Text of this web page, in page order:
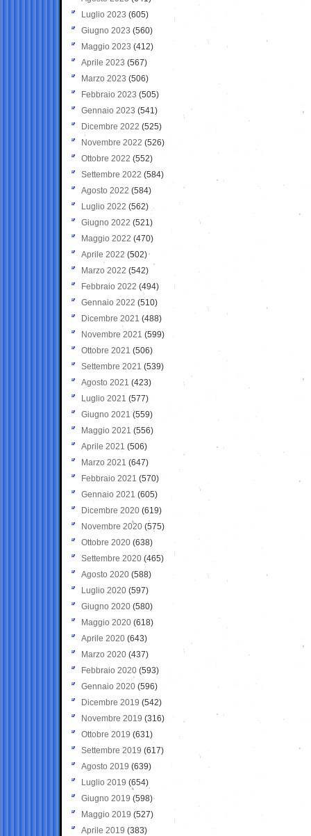
Luglio 2023 (605)
Giugno 2023 (560)
Maggio 2023 (412)
Aprile 2023 (567)
Marzo 2023 (506)
Febbraio 2023 (505)
Gennaio 2023 (541)
Dicembre 2022 (525)
Novembre 2022 (526)
Ottobre 2022 (552)
Settembre 2022 (584)
Agosto 2022 (584)
Luglio 2022 (562)
Giugno 2022 (521)
Maggio 2022 (470)
Aprile 2022 (502)
Marzo 2022 (542)
Febbraio 2022 (494)
Gennaio 2022 (510)
Dicembre 2021 (488)
Novembre 2021 (599)
Ottobre 2021 (506)
Settembre 2021 (539)
Agosto 2021 (423)
Luglio 2021 (577)
Giugno 2021(559)
Maggio 2021 (556)
Aprile 2021 (506)
Marzo 2021 (647)
Febbraio 2021 (570)
Gennaio 2021 (605)
Dicembre 2020 (619)
Novembre 2020 (575)
Ottobre 2020 (638)
Settembre 2020(465)
Agosto 2020 (588)
Luglio 2020 (597)
Giugno 2020 (580)
Maggio 2020 (618)
Aprile 2020 (643)
Marzo 2020 (437)
Febbraio 2020 (593)
Gennaio 2020 (596)
Dicembre 2019 (542)
Novembre 2019 (316)
Ottobre 2019 (631)
Settembre 2019 (617)
Agosto 2019 (639)
Luglio 2019 (654)
Giugno 2019 (598)
Maggio 2019 (527)
Aprile 2019 (383)